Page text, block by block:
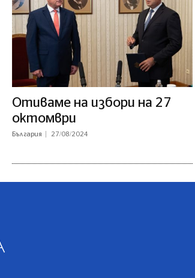
Отиваме на избори на 27
октомври
България 27/08/2024